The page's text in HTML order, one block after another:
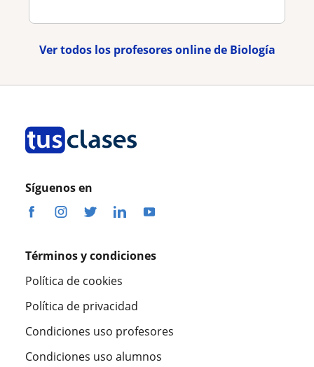
Ver todos los profesores online de Biología
Síguenos en
Términos y condiciones
Política de cookies
Política de privacidad
Condiciones uso profesores
Condiciones uso alumnos